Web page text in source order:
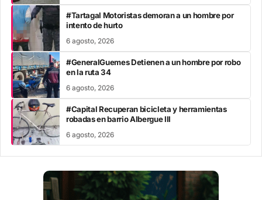
#Tartagal Motoristas demoran a un hombre por
intento de hurto
6 agosto, 2026
#GeneralGuemes Detienen a un hombre por robo
en la ruta 34
6 agosto, 2026
#Capital Recuperan bicicleta y herramientas
robadas en barrio Albergue III
6 agosto, 2026